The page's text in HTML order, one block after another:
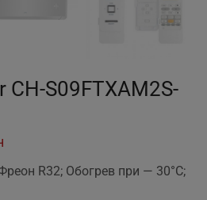
CH-S09FTXAM2S-
price R32; Обогрев при — 30°С;